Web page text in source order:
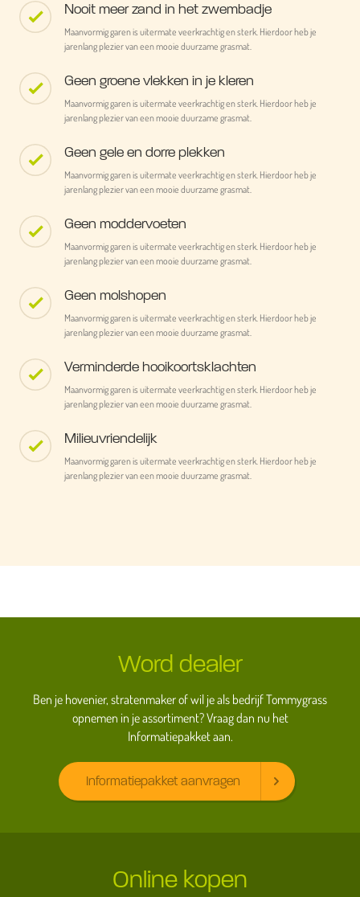
Nooit meer zand in het zwembadje
Maanvormig garen is uitermate veerkrachtig en sterk. Hierdoor heb je
jarenlang plezier van een mooie duurzame grasmat.
Geen groene vlekken in je kleren
Maanvormig garen is uitermate veerkrachtig en sterk. Hierdoor heb je
jarenlang plezier van een mooie duurzame grasmat.
Geen gele en dorre plekken
Maanvormig garen is uitermate veerkrachtig en sterk. Hierdoor heb je
jarenlang plezier van een mooie duurzame grasmat.
Geen moddervoeten
Maanvormig garen is uitermate veerkrachtig en sterk. Hierdoor heb je
jarenlang plezier van een mooie duurzame grasmat.
Geen molshopen
Maanvormig garen is uitermate veerkrachtig en sterk. Hierdoor heb je
jarenlang plezier van een mooie duurzame grasmat.
Verminderde hooikoortsklachten
Maanvormig garen is uitermate veerkrachtig en sterk. Hierdoor heb je
jarenlang plezier van een mooie duurzame grasmat.
Milieuvriendelijk
Maanvormig garen is uitermate veerkrachtig en sterk. Hierdoor heb je
jarenlang plezier van een mooie duurzame grasmat.
Word dealer
Ben je hovenier, stratenmaker of wil je als bedrijf Tommygrass
opnemen in je assortiment? Vraag dan nu het
Informatiepakket aan.
Informatiepakket aanvragen
Online kopen